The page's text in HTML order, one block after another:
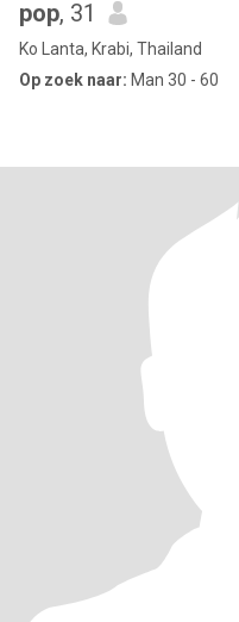
pop, 31
Ko Lanta, Krabi, Thailand
Op zoek naar: Man 30 - 60